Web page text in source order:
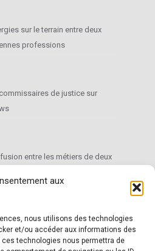
aux
nous utilisons des technologies
et/ou accéder aux informations des
technologies nous permettra de
sur le terrain entre deux
professions
de justice sur
entre les métiers de deux
de l’immobilier au cœur des
du commissaire de justice